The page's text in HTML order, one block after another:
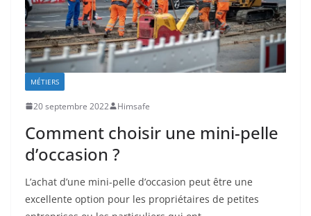
MÉTIERS
20 septembre 2022 Himsafe
Comment choisir une mini-pelle
d’occasion ?
L’achat d’une mini-pelle d’occasion peut être une
excellente option pour les propriétaires de petites